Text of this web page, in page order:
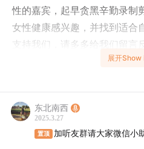
性的嘉宾，起早贪黑辛勤录制
女性健康感兴趣，并找到适合
支持我们，请多多给我们留言
更多身边人，或者通过
🧭时间轴
更年期真的有34种症状
展开Show
东北南西
2025.3.27
置顶 加听友群请大家微信小